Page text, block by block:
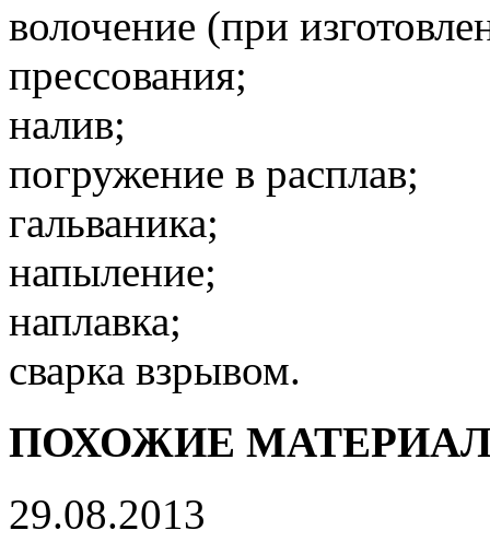
волочение (при
прессования;
налив;
погружение в расплав;
гальваника;
напыление;
наплавка;
сварка взрывом.
ПОХОЖИЕ
29.08.2013